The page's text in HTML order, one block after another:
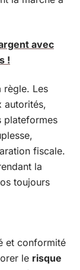
avec
!
règle. Les
autorités,
plateformes
fiscale.
la
toujours
et conformité
le risque